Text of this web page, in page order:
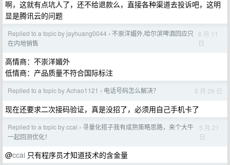
啊，这就有点坑人了，还不给退款么，直接各种渠道去投诉吧，这明
显是腾讯云的问题
Replied to a topic by jayhuang0044 › 不崇洋媚外,哈尔滨啤酒回应只
在内地销售
6 月 11
日
高情商：不崇洋媚外
低情商：产品质量不符合国际标注
Replied to a topic by Achao1121 › 电话号码怎么解决？ 5 月 29 日
现在还要求二次接码验证，真是没招了，必须用自己手机卡了
Replied to a topic by ccai › 寻量化搭子我有成熟策略思路，来个大牛
一起回测优化！
5 月 21
日
@ccai 只有程序员才知道技术的含金量